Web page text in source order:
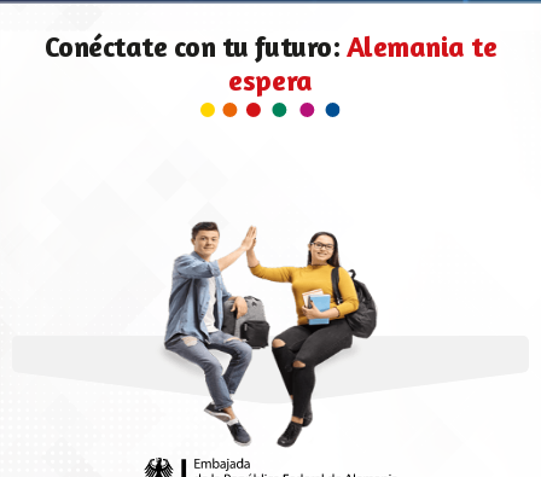
Conéctate con tu futuro: Alemania te
espera